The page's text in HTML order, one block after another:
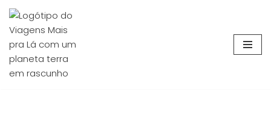
Avançar
para
o
conteúdo